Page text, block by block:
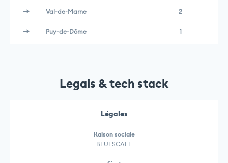
Val-de-Marne 2
Puy-de-Dôme 1
Legals & tech stack
Légales
Raison sociale
BLUESCALE